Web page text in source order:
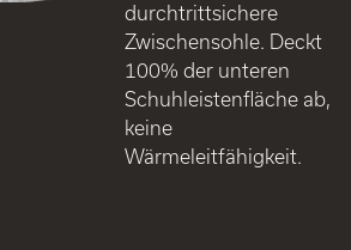
durchtrittsichere
Zwischensohle. Deckt
100% der unteren
Schuhleistenfläche ab,
keine
Wärmeleitfähigkeit.